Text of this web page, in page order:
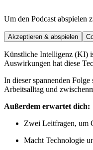
Um den Podcast abspielen
Akzeptieren & abspielen
Künstliche Intelligenz (KI)
Auswirkungen hat diese
In dieser spannenden
Arbeitsalltag und
Außerdem erwartet dich:
Zwei Leitfragen, um
Macht Technologie